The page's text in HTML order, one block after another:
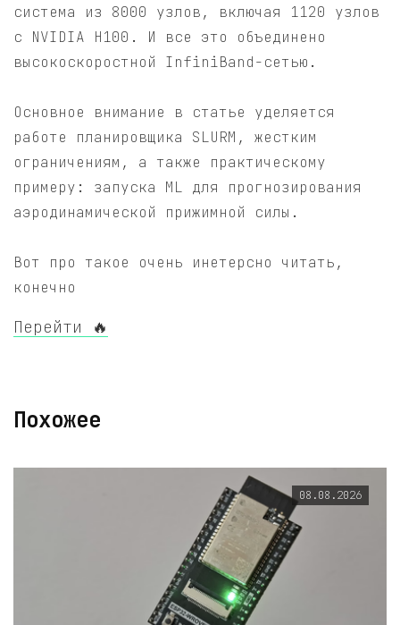
система из 8000 узлов, включая 1120 узлов
с NVIDIA H100. И все это объединено
высокоскоростной InfiniBand-сетью.
Основное внимание в статье уделяется
работе планировщика SLURM, жестким
ограничениям, а также практическому
примеру: запуска ML для прогнозирования
аэродинамической прижимной силы.
Вот про такое очень инетерсно читать,
конечно
Перейти 🔥
Похожее
08.08.2026